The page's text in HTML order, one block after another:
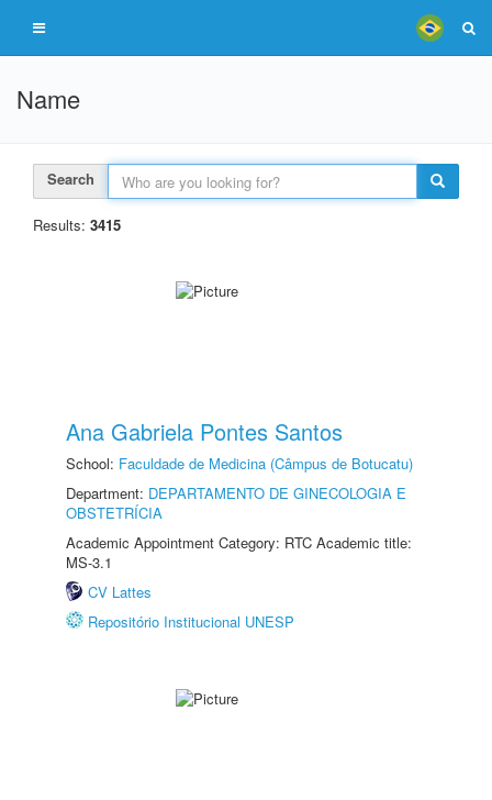
Name
Search
Results: 3415
Ana Gabriela Pontes Santos
School: Faculdade de Medicina (Câmpus de Botucatu)
Department: DEPARTAMENTO DE GINECOLOGIA E
OBSTETRÍCIA
Academic Appointment Category: RTC Academic title:
MS-3.1
CV Lattes
Repositório Institucional UNESP